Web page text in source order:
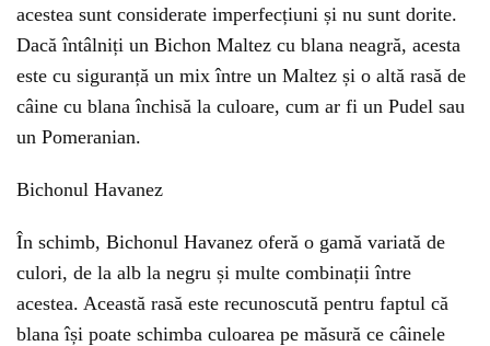
acestea sunt considerate imperfecțiuni și nu sunt dorite.
Dacă întâlniți un Bichon Maltez cu blana neagră, acesta
este cu siguranță un mix între un Maltez și o altă rasă de
câine cu blana închisă la culoare, cum ar fi un Pudel sau
un Pomeranian.
Bichonul Havanez
În schimb, Bichonul Havanez oferă o gamă variată de
culori, de la alb la negru și multe combinații între
acestea. Această rasă este recunoscută pentru faptul că
blana își poate schimba culoarea pe măsură ce câinele